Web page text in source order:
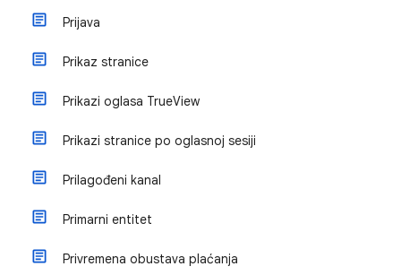
Prijava
Prikaz stranice
Prikazi oglasa TrueView
Prikazi stranice po oglasnoj sesiji
Prilagođeni kanal
Primarni entitet
Privremena obustava plaćanja